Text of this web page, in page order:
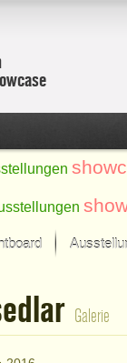
im Fokus
Galerie